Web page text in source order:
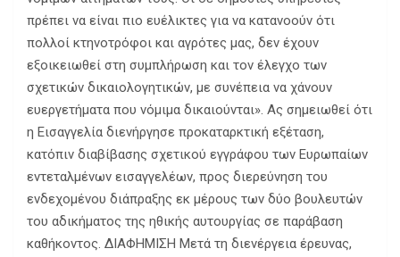
πρέπει να είναι πιο ευέλικτες για να κατανοούν ότι
πολλοί κτηνοτρόφοι και αγρότες μας, δεν έχουν
εξοικειωθεί στη συμπλήρωση και τον έλεγχο των
σχετικών δικαιολογητικών, με συνέπεια να χάνουν
ευεργετήματα που νόμιμα δικαιούνται». Ας σημειωθεί ότι
η Εισαγγελία διενήργησε προκαταρκτική εξέταση,
κατόπιν διαβίβασης σχετικού εγγράφου των Ευρωπαίων
εντεταλμένων εισαγγελέων, προς διερεύνηση του
ενδεχομένου διάπραξης εκ μέρους των δύο βουλευτών
του αδικήματος της ηθικής αυτουργίας σε παράβαση
καθήκοντος. ΔΙΑΦΗΜΙΣΗ Μετά τη διενέργεια έρευνας,